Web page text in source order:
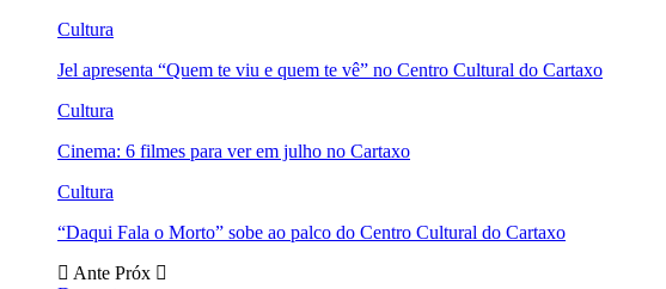
Cultura
Jel apresenta “Quem te viu e quem te vê” no Centro Cultural do Cartaxo
Cultura
Cinema: 6 filmes para ver em julho no Cartaxo
Cultura
“Daqui Fala o Morto” sobe ao palco do Centro Cultural do Cartaxo
Ante Próx